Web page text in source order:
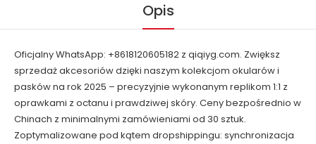
Opis
Oficjalny WhatsApp: +8618120605182 z qiqiyg.com. Zwiększ
sprzedaż akcesoriów dzięki naszym kolekcjom okularów i
pasków na rok 2025 – precyzyjnie wykonanym replikom 1:1 z
oprawkami z octanu i prawdziwej skóry. Ceny bezpośrednio w
Chinach z minimalnymi zamówieniami od 30 sztuk.
Zoptymalizowane pod kątem dropshippingu: synchronizacja